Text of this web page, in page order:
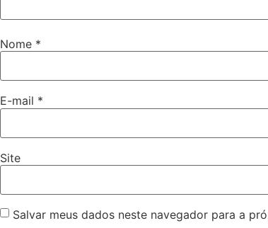
Nome *
E-mail *
Site
Salvar meus dados neste navegador para a